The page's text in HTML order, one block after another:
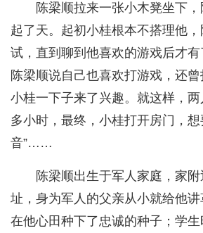
陈梁顺拉来一张小木凳坐下
起了天。起初小桂根本不搭理他
试，直到聊到他喜欢的游戏后才有
陈梁顺说自己也喜欢打游戏，还曾
小桂一下子来了兴趣。就这样，
多小时，最终，小桂打开房门，想
音”……
陈梁顺出生于军人家庭，家
址，身为军人的父亲从小就给他讲
在他心田种下了忠诚的种子；学